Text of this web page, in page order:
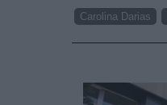
Carolina Darias